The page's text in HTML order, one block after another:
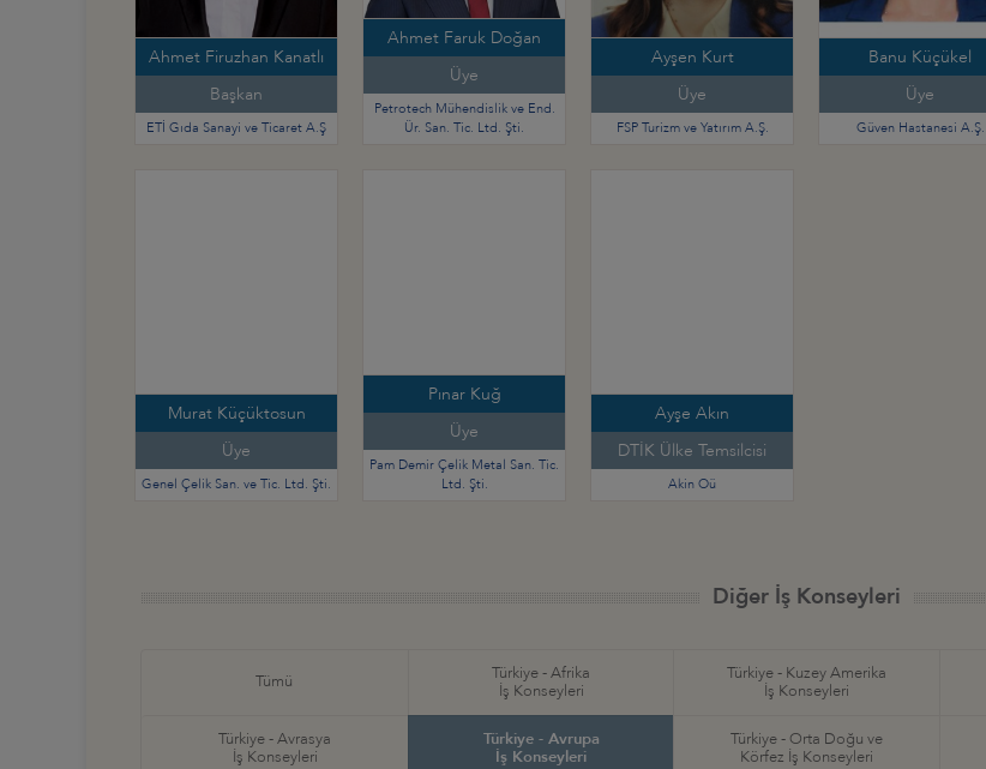
Ahmet Firuzhan Kanatlı
Başkan
ETİ Gıda Sanayi ve Ticaret A.Ş
Ahmet Faruk Doğan
Üye
Petrotech Mühendislik ve End.
Ür. San. Tic. Ltd. Şti.
Ayşen Kurt
Üye
FSP Turizm ve Yatırım A.Ş.
Banu Küçükel
Üye
Güven Hastanesi A.Ş.
Murat Küçüktosun
Üye
Genel Çelik San. ve Tic. Ltd. Şti.
Pınar Kuğ
Üye
Pam Demir Çelik Metal San. Tic.
Ltd. Şti.
Ayşe Akın
DTİK Ülke Temsilcisi
Akin Oü
Diğer İş Konseyleri
Tümü
Türkiye - Afrika
İş Konseyleri
Türkiye - Kuzey Amerika
İş Konseyleri
Türkiye - Avrasya
İş Konseyleri
Türkiye - Avrupa
İş Konseyleri
Türkiye - Orta Doğu ve
Körfez İş Konseyleri